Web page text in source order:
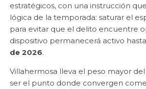
estratégicos, con una instrucción
lógica de la temporada: saturar el
para evitar que el delito encuentre
dispositivo permanecerá activo
de 2026.
Villahermosa lleva el peso mayor
ser el punto donde convergen